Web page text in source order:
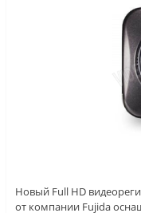
Новый Full HD
от компании Fujida